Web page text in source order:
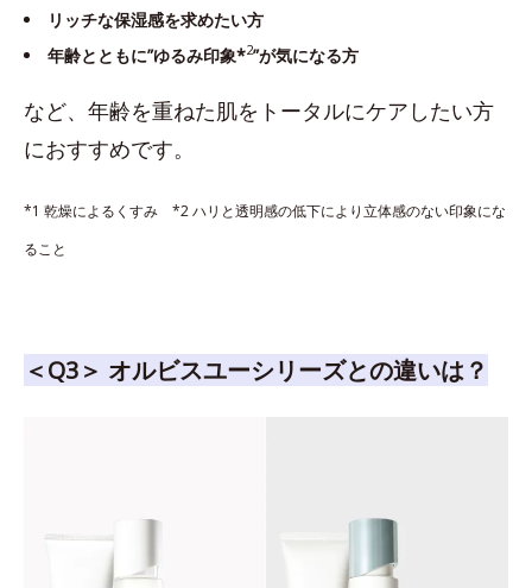
リッチな保湿感を求めたい方
年齢とともに”ゆるみ印象*2”が気になる方
など、年齢を重ねた肌をトータルにケアしたい方
におすすめです。
*1 乾燥によるくすみ *2 ハリと透明感の低下により立体感のない印象にな
ること
＜Q3＞ オルビスユーシリーズとの違いは？